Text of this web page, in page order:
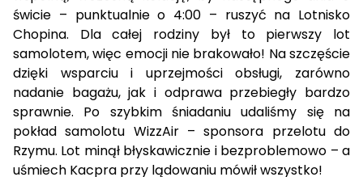
świcie – punktualnie o 4:00 – ruszyć na Lotnisko
Chopina. Dla całej rodziny był to pierwszy lot
samolotem, więc emocji nie brakowało! Na szczęście
dzięki wsparciu i uprzejmości obsługi, zarówno
nadanie bagażu, jak i odprawa przebiegły bardzo
sprawnie. Po szybkim śniadaniu udaliśmy się na
pokład samolotu WizzAir – sponsora przelotu do
Rzymu. Lot minął błyskawicznie i bezproblemowo – a
uśmiech Kacpra przy lądowaniu mówił wszystko!